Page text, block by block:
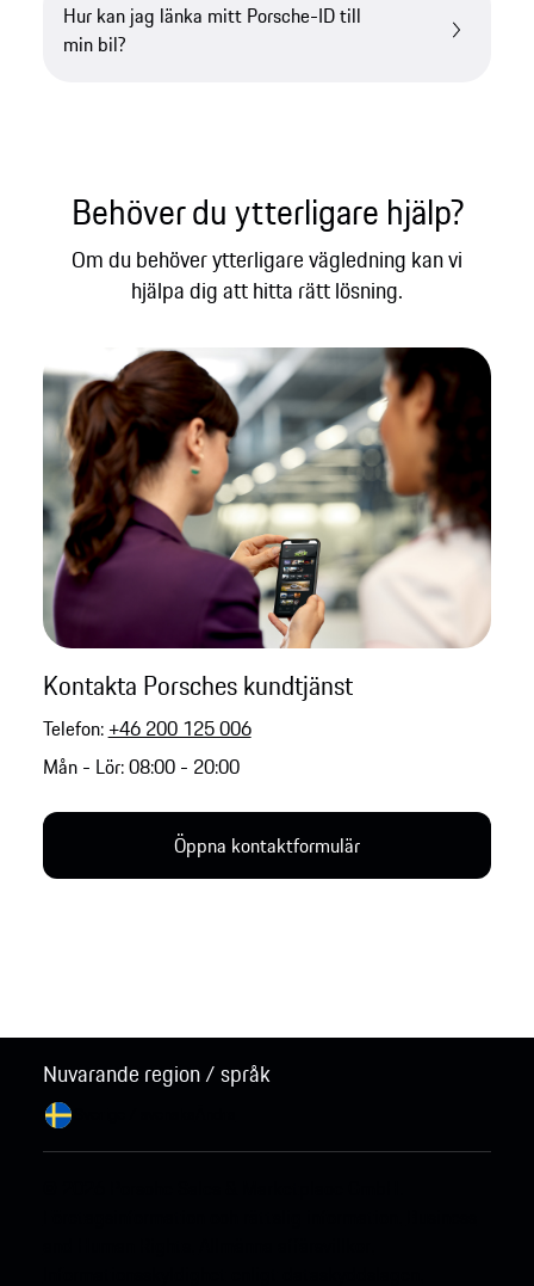
Hur kan jag länka mitt Porsche-ID till
min bil?
Behöver du ytterligare hjälp?​
Om du behöver ytterligare vägledning kan vi
hjälpa dig att hitta rätt lösning.​
Kontakta Porsches kundtjänst
Telefon: +46 200 125 006
Mån - Lör: 08:00 - 20:00
Öppna kontaktformulär
Nuvarande region / språk